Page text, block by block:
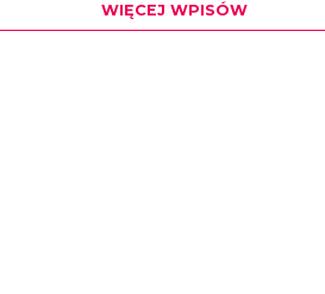
WIĘCEJ WPISÓW